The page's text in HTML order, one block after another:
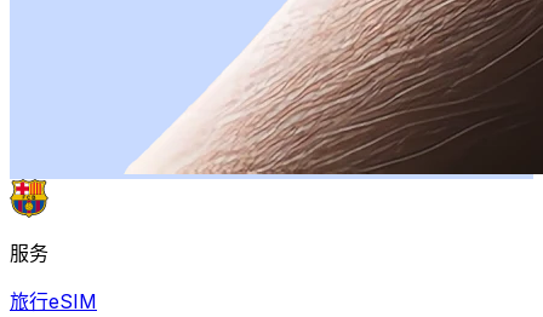
服务
旅行eSIM